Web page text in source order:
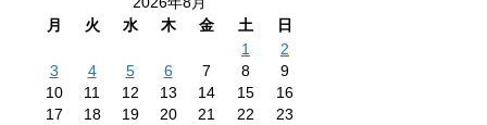
月
火 水 木 金 土
日
1
2
3
4 5 6 7 8
9
10
11 12 13 14 15
16
17
18 19 20 21 22
23